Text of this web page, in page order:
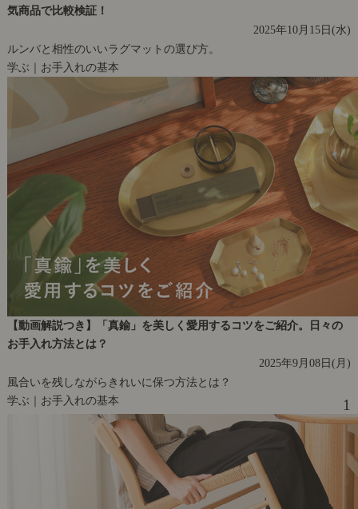
気商品で比較検証！
2025年10月15日(水)
ルンバと相性のいいラグマットの選び方。
学ぶ｜お手入れの基本
【動画解説つき】「真鍮」を美しく愛用するコツをご紹介。日々の
お手入れ方法とは？
2025年9月08日(月)
風合いを残しながらきれいに保つ方法とは？
学ぶ｜お手入れの基本
1